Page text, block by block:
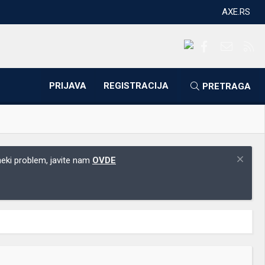
AXE.RS
PRIJAVA REGISTRACIJA PRETRAGA
problem, javite nam OVDE